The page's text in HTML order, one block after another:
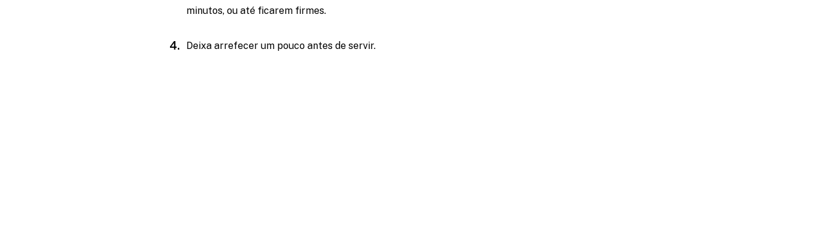
minutos, ou até ficarem firmes.
Deixa arrefecer um pouco antes de servir.